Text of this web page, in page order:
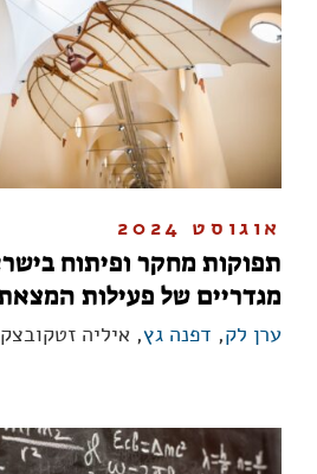
אוגוסט 2024
תפוקות מחקר ופיתוח
מגדריים של פעילות
ערן לק, דפנה גץ, איליה